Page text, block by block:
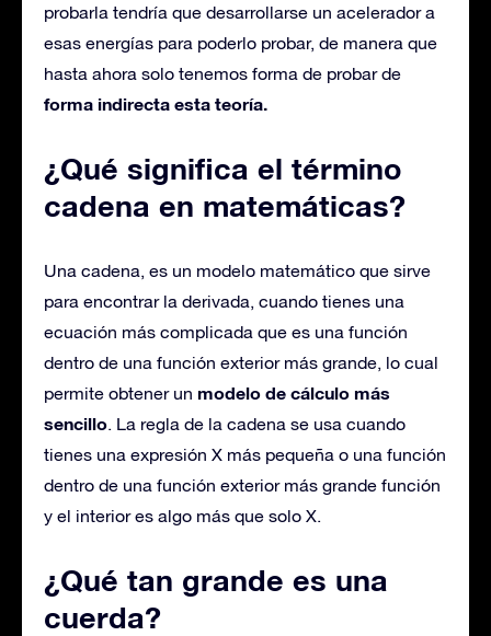
probarla tendría que desarrollarse un acelerador a
esas energías para poderlo probar, de manera que
hasta ahora solo tenemos forma de probar de
forma indirecta esta teoría.
¿Qué significa el término
cadena en matemáticas?
Una cadena, es un modelo matemático que sirve
para encontrar la derivada, cuando tienes una
ecuación más complicada que es una función
dentro de una función exterior más grande, lo cual
permite obtener un modelo de cálculo más
sencillo. La regla de la cadena se usa cuando
tienes una expresión X más pequeña o una función
dentro de una función exterior más grande función
y el interior es algo más que solo X.
¿Qué tan grande es una
cuerda?